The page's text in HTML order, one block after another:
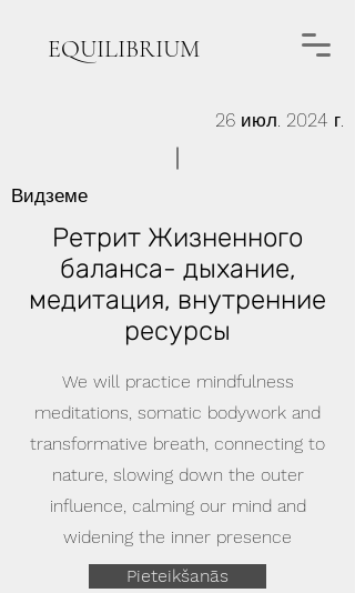
EQUILIBRIUM
26 июл. 2024 г.
Видземе
Ретрит Жизненного
баланса- дыхание,
медитация, внутренние
ресурсы
We will practice mindfulness
meditations, somatic bodywork and
transformative breath, connecting to
nature, slowing down the outer
influence, calming our mind and
widening the inner presence
Pieteikšanās